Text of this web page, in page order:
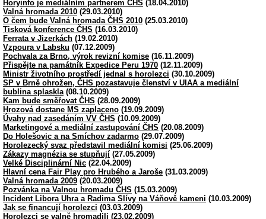
Horyinfo je mediálním partnerem ČHS (18.04.2010)
Valná hromada 2010 (29.03.2010)
O čem bude Valná hromada ČHS 2010 (25.03.2010)
Tisková konference ČHS (16.03.2010)
Ferrata v Jizerkách (19.02.2010)
Vzpoura v Labsku (07.12.2009)
Pochvala za Brno, výrok revizní komise (16.11.2009)
Přispějte na památník Expedice Peru 1970 (12.11.2009)
Ministr životního prostředí jednal s horolezci (30.10.2009)
SP v Brně ohrožen, ČHS pozastavuje členství v UIAA a mediální
bublina splaskla (08.10.2009)
Kam bude směřovat ČHS (28.09.2009)
Hrozová dostane MS zaplaceno (19.09.2009)
Úvahy nad zasedáním VV ČHS (10.09.2009)
Marketingové a mediální zastupování ČHS (20.08.2009)
Do Holešovic a na Smíchov zadarmo (29.07.2009)
Horolezecký svaz představil mediální komisi (25.06.2009)
Zákazy magnézia se stupňují (27.05.2009)
Velké Disciplinární Nic (22.04.2009)
Hlavní cena Fair Play pro Hrubého a Jaroše (31.03.2009)
Valná hromada 2009 (20.03.2009)
Pozvánka na Valnou hromadu ČHS (15.03.2009)
Incident Libora Uhra a Radima Slívy na Váňově kameni (10.03.2009)
Jak se financují horolezci (03.03.2009)
Horolezci se valně hromadili (23.02.2009)